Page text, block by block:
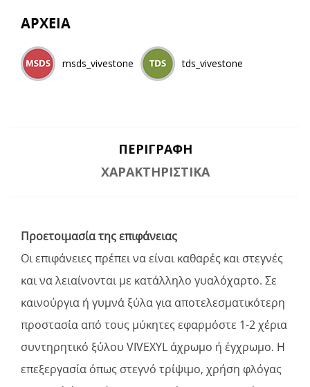
ΑΡΧΕΙΑ
msds_vivestone tds_vivestone
ΠΕΡΙΓΡΑΦΉ
ΧΑΡΑΚΤΗΡΙΣΤΙΚΆ
Προετοιμασία της επιφάνειας
Οι επιφάνειες πρέπει να είναι καθαρές και στεγνές
και να λειαίνονται με κατάλληλο γυαλόχαρτο. Σε
καινούργια ή γυμνά ξύλα για αποτελεσματικότερη
προστασία από τους μύκητες εφαρμόστε 1-2 χέρια
συντηρητικό ξύλου VIVEXYL άχρωμο ή έγχρωμο. Η
επεξεργασία όπως στεγνό τρίψιμο, χρήση φλόγας